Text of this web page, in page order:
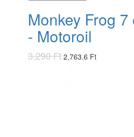
Monkey Frog
- Motoroil
3,290 Ft 2,763.6 Ft